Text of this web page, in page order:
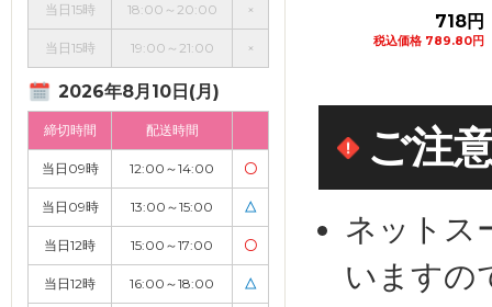
当日15時 18:00～20:00 ×
当日15時 19:00～21:00 ×
2026年8月10日(月)
締切時間 配送時間
当日09時 12:00～14:00 〇
当日09時 13:00～15:00 △
当日12時 15:00～17:00 〇
当日12時 16:00～18:00 △
582円
税込価格 640.20円 税込価格 789.80円
272円
税込価格 299.20円
ご注
ネットス
いますの